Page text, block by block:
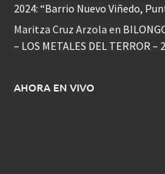
2024: “Barrio Nuevo Viñedo,
Maritza Cruz Arzola en
– LOS METALES DEL TERROR –
AHORA EN VIVO